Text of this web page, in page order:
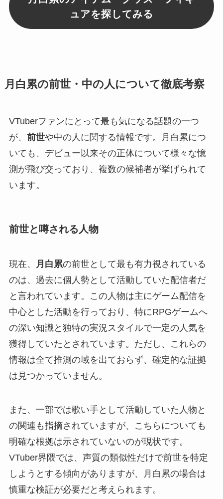
ュアを探してみる
月白累の前世・中の人について徹底考察
VTuberファンにとって最も気になる話題の一つ
が、 前世や中の人に関する情報です。月白累につ
いても、デビュー以来その正体について様々な憶
測が飛び交っており、複数の候補者が挙げられて
います。
前世と噂される人物
現在、 月白累の前世として最も有力視されている
のは、過去に個人勢として活動していた配信者だ
と言われています。この人物は主にゲーム配信を
中心とした活動を行っており、特にRPGゲームへ
の深い知識と独特の実況スタイルで一定の人気を
獲得していたとされています。ただし、これらの
情報は全て推測の域を出ておらず、確定的な証拠
は見つかっていません。
また、一部では歌い手として活動していた人物と
の関連も指摘されていますが、こちらについても
明確な根拠は示されていないのが現状です。
VTuber界隈では、声質の類似性だけで前世を特定
しようとする傾向がありますが、月白累の場合は
慎重な検証が必要だと考えられます。